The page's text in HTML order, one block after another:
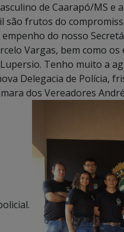
de Caarapó/MS
são frutos do
do nosso
Vargas, bem como
Tenho muito a
Delegacia de Polícia,
dos Vereadores